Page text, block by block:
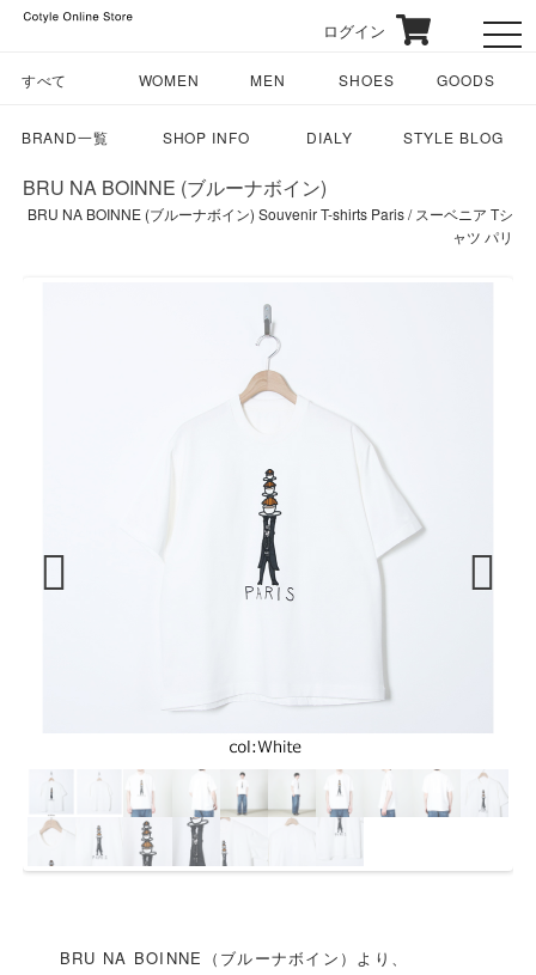
ログイン
すべて WOMEN MEN SHOES GOODS
BRAND一覧 SHOP INFO DIALY STYLE BLOG
BRU NA BOINNE (ブルーナボイン)
BRU NA BOINNE (ブルーナボイン) Souvenir T-shirts Paris / スーベニア Tシ
ャツ パリ
BRU NA BOINNE（ブルーナボイン）より、